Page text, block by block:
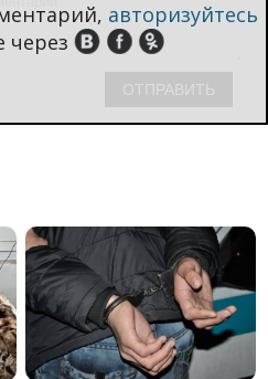
авторизуйтесь
через